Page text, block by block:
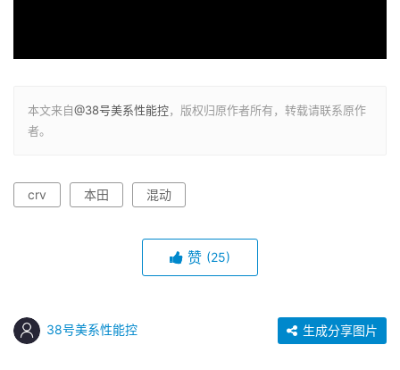
本文来自@38号美系性能控，版权归原作者所有，转载请联系原作
者。
crv 本田 混动
赞 (25)
38号美系性能控 生成分享图片